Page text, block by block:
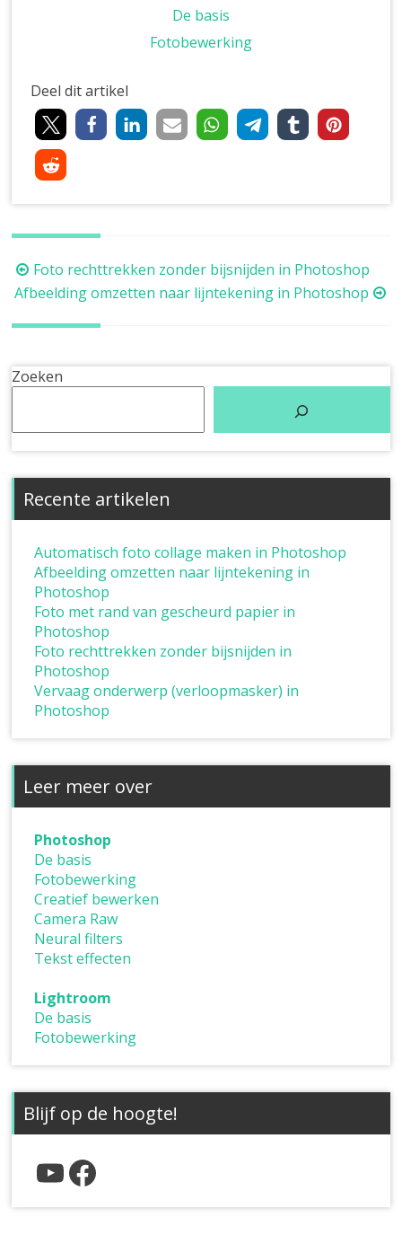
De basis
Fotobewerking
Deel dit artikel
Berichtnavigatie
Foto rechttrekken zonder bijsnijden in Photoshop
Afbeelding omzetten naar lijntekening in Photoshop
Zoeken
Recente artikelen
Automatisch foto collage maken in Photoshop
Afbeelding omzetten naar lijntekening in
Photoshop
Foto met rand van gescheurd papier in
Photoshop
Foto rechttrekken zonder bijsnijden in
Photoshop
Vervaag onderwerp (verloopmasker) in
Photoshop
Leer meer over
Photoshop
De basis
Fotobewerking
Creatief bewerken
Camera Raw
Neural filters
Tekst effecten
Lightroom
De basis
Fotobewerking
Blijf op de hoogte!
YouTube
Facebook